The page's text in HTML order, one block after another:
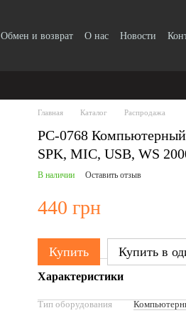
Обмен и возврат О нас Новости
Главная Каталог Распродажа
PC-0768
SPK, MIC, USB, WS
В наличии Оставить отзыв
440 грн
Купить Купить в
Характеристики
Тип оборудования